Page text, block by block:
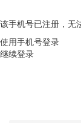
该手机号已注册，无
使用手机号登录
继续登录